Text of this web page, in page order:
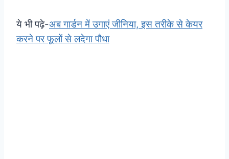
ये भी पढ़े-अब गार्डन में उगाएं जीनिया, इस तरीके से केयर
करने पर फूलों से लदेगा पौधा